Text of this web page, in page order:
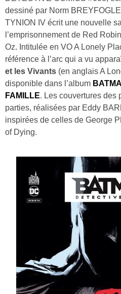
dessiné par Norm
TYNION IV écrit une nouvelle
l’emprisonnement de Red
Oz. Intitulée en VO A Lonely
référence à l’arc qui a vu
et les Vivants (en anglais A
disponible dans l’album
FAMILLE. Les couvertures des
parties, réalisées par Eddy
inspirées de celles de George
of Dying.